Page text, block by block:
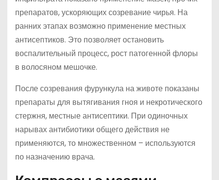
препаратов, ускоряющих созревание чирья. На
ранних этапах возможно применение местных
антисептиков. Это позволяет остановить
воспалительный процесс, рост патогенной флоры
в волосяном мешочке.
После созревания фурункула на животе показаны
препараты для вытягивания гноя и некротического
стержня, местные антисептики. При одиночных
нарывах антибиотики общего действия не
применяются, то множественном – используются
по назначению врача.